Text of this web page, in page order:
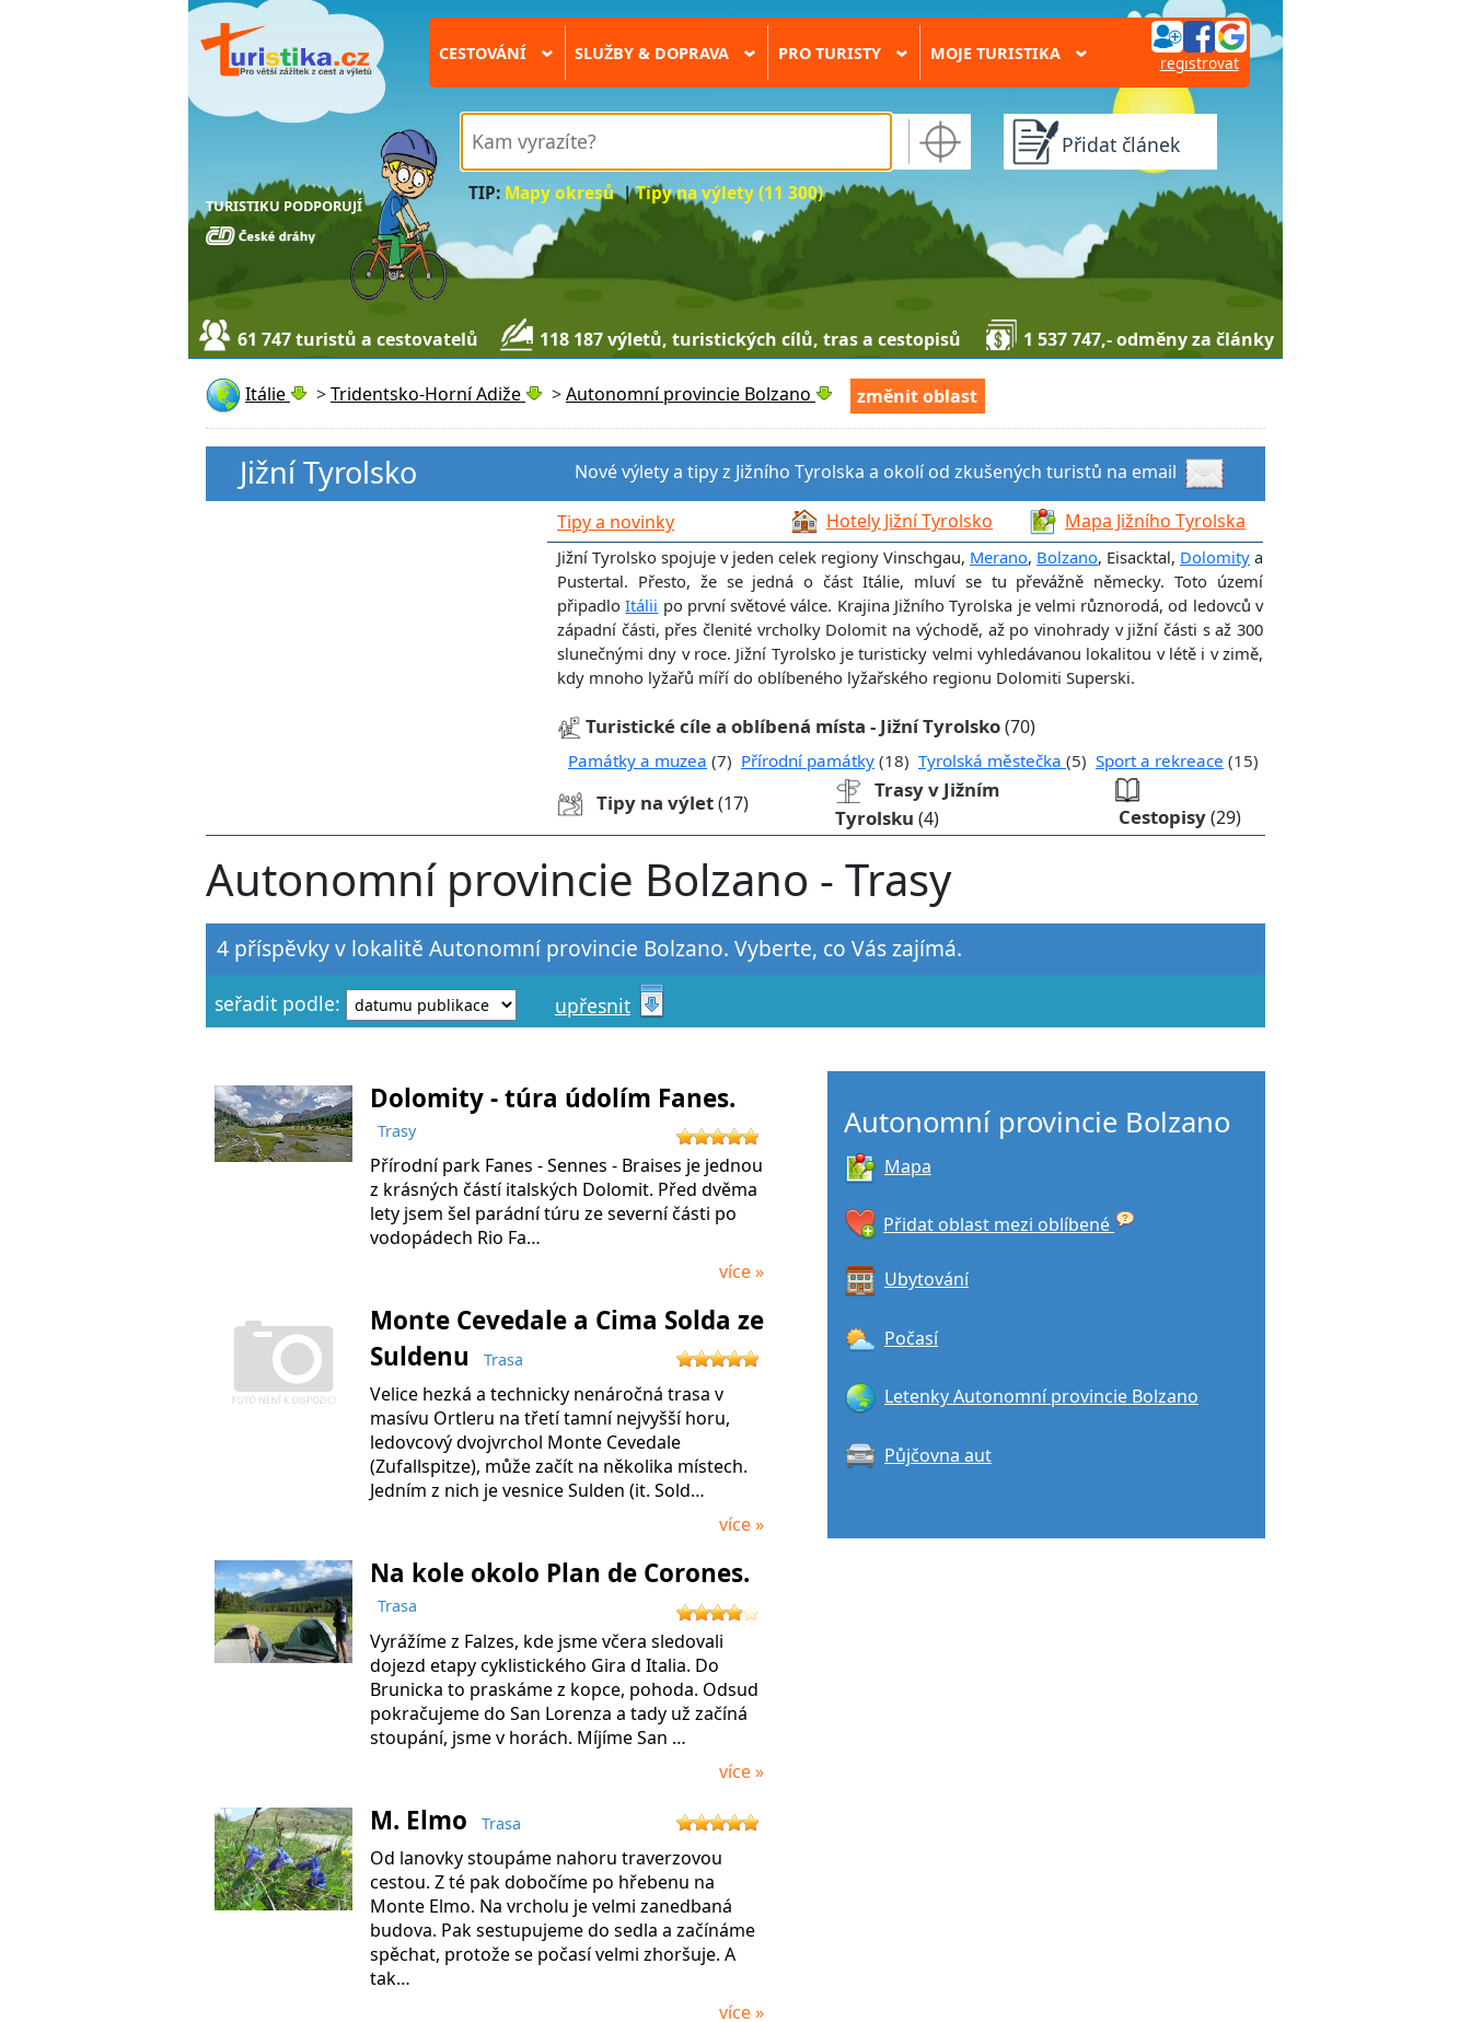
TURISTIKU PODPORUJÍ
CESTOVÁNÍ › SLUŽBY & DOPRAVA › PRO TURISTY › MOJE TURISTIKA › registrovat
TIP: Mapy okresů|Tipy na výlety (11 300)
Přidat článek
61 747 turistů a cestovatelů 118 187 výletů, turistických cílů, tras a cestopisů 1 537 747,- odměny za články
Itálie >Tridentsko-Horní Adiže >Autonomní provincie Bolzano změnit oblast
Jižní Tyrolsko Nové výlety a tipy z Jižního Tyrolska a okolí od zkušených turistů na email
Tipy a novinky Hotely Jižní Tyrolsko Mapa Jižního Tyrolska
Jižní Tyrolsko spojuje v jeden celek regiony Vinschgau, Merano, Bolzano, Eisacktal, Dolomity a
Pustertal. Přesto, že se jedná o část Itálie, mluví se tu převážně německy. Toto území
připadloItálii po první světové válce. Krajina Jižního Tyrolska je velmi různorodá, od ledovců v
západní části, přes členité vrcholky Dolomit na východě, až po vinohrady v jižní části s až 300
slunečnými dny v roce. Jižní Tyrolsko je turisticky velmi vyhledávanou lokalitou v létě i v zimě,
kdy mnoho lyžařů míří do oblíbeného lyžařského regionu Dolomiti Superski.
Turistické cíle a oblíbená místa - Jižní Tyrolsko(70)
Památky a muzea (7) Přírodní památky (18) Tyrolská městečka (5) Sport a rekreace (15)
Tipy na výlet(17)
Trasy v Jižním
Tyrolsku (4) Cestopisy(29)
Autonomní provincie Bolzano - Trasy
4 příspěvky v lokalitě Autonomní provincie Bolzano. Vyberte, co Vás zajímá.
seřadit podle: upřesnit
Dolomity - túra údolím Fanes.
Trasy
Přírodní park Fanes - Sennes - Braises je jednou
z krásných částí italských Dolomit. Před dvěma
lety jsem šel parádní túru ze severní části po
vodopádech Rio Fa…
více »
Monte Cevedale a Cima Solda ze
Suldenu
Trasa
Velice hezká a technicky nenáročná trasa v
masívu Ortleru na třetí tamní nejvyšší horu,
ledovcový dvojvrchol Monte Cevedale
(Zufallspitze), může začít na několika místech.
Jedním z nich je vesnice Sulden (it. Sold…
více »
Na kole okolo Plan de Corones.
Trasa
Vyrážíme z Falzes, kde jsme včera sledovali
dojezd etapy cyklistického Gira d Italia. Do
Brunicka to praskáme z kopce, pohoda. Odsud
pokračujeme do San Lorenza a tady už začíná
stoupání, jsme v horách. Míjíme San …
více »
M. Elmo Trasa
Od lanovky stoupáme nahoru traverzovou
cestou. Z té pak dobočíme po hřebenu na
Monte Elmo. Na vrcholu je velmi zanedbaná
budova. Pak sestupujeme do sedla a začínáme
spěchat, protože se počasí velmi zhoršuje. A
tak…
více »
Autonomní provincie Bolzano
Mapa
Přidat oblast mezi oblíbené
Ubytování
Počasí
Letenky Autonomní provincie Bolzano
Půjčovna aut